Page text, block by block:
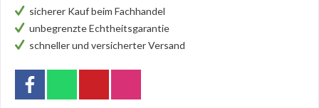
sicherer Kauf beim Fachhandel
unbegrenzte Echtheitsgarantie
schneller und versicherter Versand